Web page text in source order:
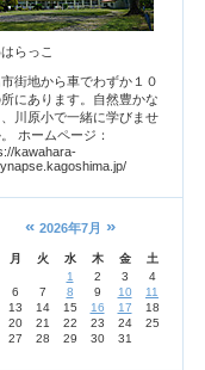
らっこ
街地から車でわずか１０
にあります。自然豊かな
、川原小で一緒に学びませ
ホームページ：
kawahara-
« 2026年7月 »
月 火 水 木 金
土
1
2 3
4
6 7 8 9 10
11
13 14 15 16 17
18
20 21 22 23 24
25
27 28 29 30 31